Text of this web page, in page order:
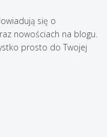
się o
nowościach na blogu.
prosto do Twojej